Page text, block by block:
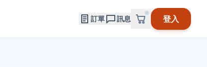
訂單 訊息 登入